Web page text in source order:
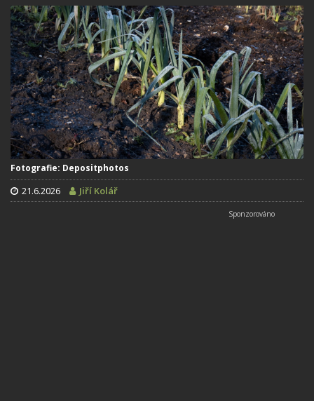
Fotografie: Depositphotos
21.6.2026 Jiří Kolář